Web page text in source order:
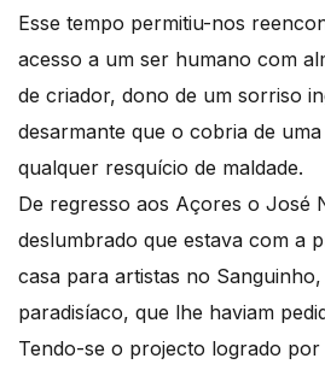
Esse tempo permitiu-nos
acesso a um ser humano com
de criador, dono de um sorriso
desarmante que o cobria de
qualquer resquício de maldade.
De regresso aos Açores o José
deslumbrado que estava com a
casa para artistas no
paradisíaco, que lhe haviam
Tendo-se o projecto logrado por